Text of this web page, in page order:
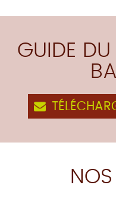
GUIDE DU